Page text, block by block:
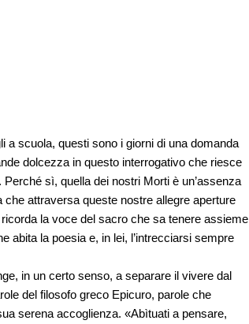
a scuola, questi sono i giorni di una domanda
dolcezza in questo interrogativo che riesce
sì, quella dei nostri Morti è un’assenza
attraversa queste nostre allegre aperture
la voce del sacro che sa tenere assieme
abita la poesia e, in lei, l’intrecciarsi sempre
in un certo senso, a separare il vivere dal
del filosofo greco Epicuro, parole che
serena accoglienza. «Abìtuati a pensare,